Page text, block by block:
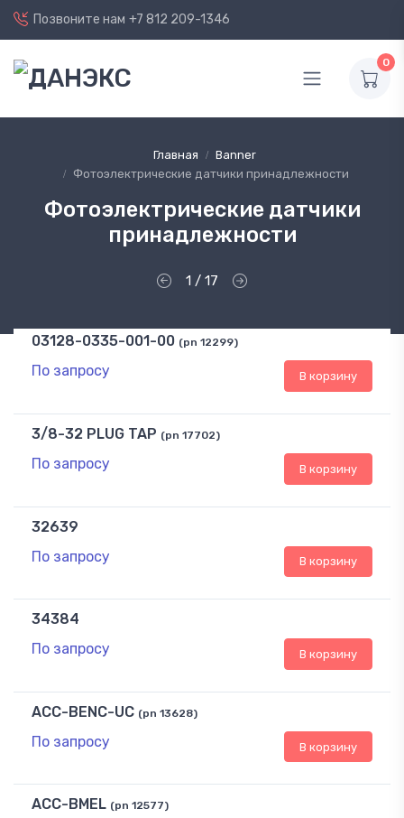
Позвоните нам +7 812 209-1346
0
Главная
Banner
Фотоэлектрические датчики принадлежности
Фотоэлектрические датчики
принадлежности
1 / 17
03128-0335-001-00 (pn 12299)
По запросу В корзину
3/8-32 PLUG TAP (pn 17702)
По запросу В корзину
32639
По запросу
В корзину
34384
По запросу
В корзину
ACC-BENC-UC (pn 13628)
По запросу В корзину
ACC-BMEL (pn 12577)